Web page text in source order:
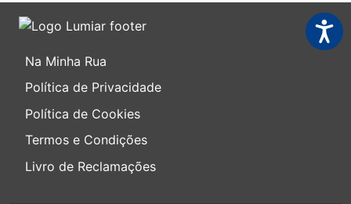
Na Minha Rua
Política de Privacidade
Política de Cookies
Termos e Condições
Livro de Reclamações